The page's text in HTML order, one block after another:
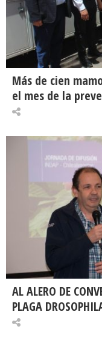
Más de cien
el mes de la
AL ALERO DE
PLAGA